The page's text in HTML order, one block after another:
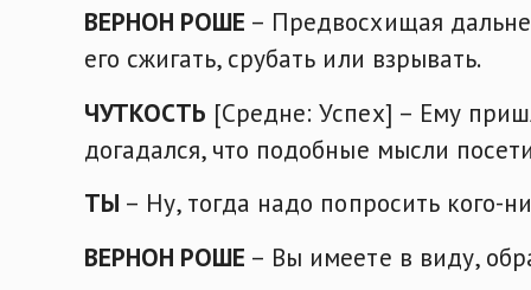
ВЕРНОН РОШЕ – Предвосхищая
его сжигать, срубать или взрывать.
ЧУТКОСТЬ [Средне: Успех] – Ему
догадался, что подобные мысли
ТЫ – Ну, тогда надо попросить кого-
ВЕРНОН РОШЕ – Вы имеете в виду,